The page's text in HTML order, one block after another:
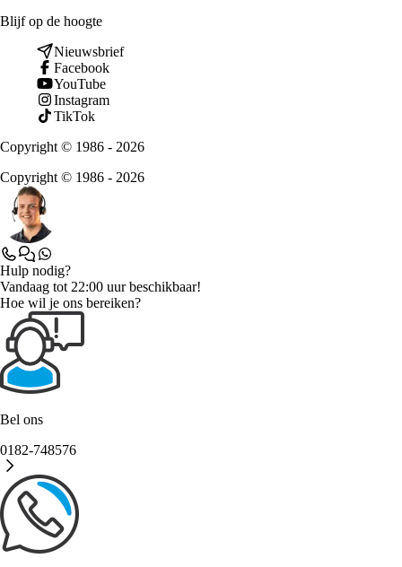
Blijf op de hoogte
Nieuwsbrief
Facebook
YouTube
Instagram
TikTok
Copyright © 1986 - 2026
Copyright © 1986 - 2026
Hulp nodig?
Vandaag tot 22:00 uur beschikbaar!
Hoe wil je ons bereiken?
Bel ons
0182-748576